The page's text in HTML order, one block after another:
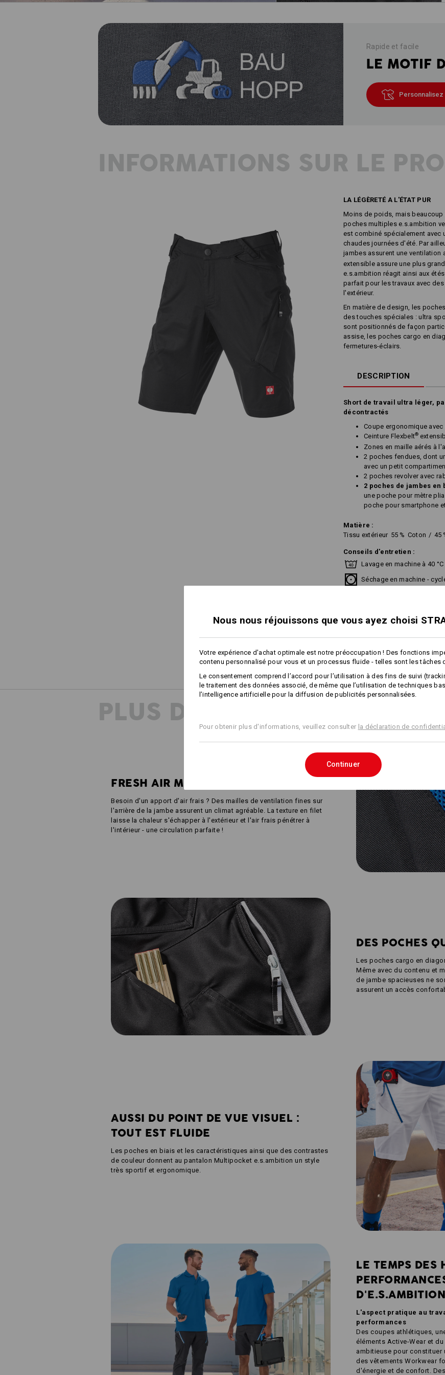
Rapide et facile
LE MOTIF
Personnalisez
INFORMATIONS SUR LE
LA LÉGÈRETÉ A L'ÉTAT PUR
Moins de poids, mais
poches multiples e.s.ambition
est combiné spécialement avec
chaudes journées d'été. Par
jambes assurent une ventilation
extensible assure une plus
e.s.ambition réagit ainsi aux
parfait pour les travaux avec
l'extérieur.
En matière de design, les
des touches spéciales : ultra
sont positionnés de façon
assise, les poches cargo en
fermetures-éclairs.
DESCRIPTION
Short de travail ultra léger,
décontractés
Coupe ergonomique
Ceinture Flexbelt®
Zones en maille aérés à
2 poches fendues, dont
avec un petit
2 poches revolver avec
2 poches de jambes
une poche pour mètre
poche pour smartphone
Matière :
Tissu extérieur 55 % Coton / 45
Conseils d'entretien :
Lavage en machine à 40 °C
Séchage en machine -
!!! Article de saison !!!
Personnalisation :
PLUS D'INFORMATIONS
FRESH AIR MESH
Besoin d'un apport d'air frais ? Des mailles de ventilation fines sur
l'arrière de la jambe assurent un climat agréable. La texture en filet
laisse la chaleur s'échapper à l'extérieur et l'air frais pénétrer à
l'intérieur - une circulation parfaite !
DES POCHES
Les poches cargo en
Même avec du contenu et
de jambe spacieuses ne
assurent un accès
AUSSI DU POINT DE VUE VISUEL :
TOUT EST FLUIDE
Les poches en biais et les caractéristiques ainsi que des contrastes
de couleur donnent au pantalon Multipocket e.s.ambition un style
très sportif et ergonomique.
LE TEMPS DES
L'aspect pratique au
performances
Des coupes athlétiques,
éléments Active-Wear et
ambitieuse pour constituer
des vêtements Workwear
d'énergie et de confort.
Nous nous réjouissons que vous ayez choisi
Votre expérience d'achat optimale est notre préoccupation ! Des fonctions
contenu personnalisé pour vous et un processus fluide - telles sont les tâches
Le consentement comprend l’accord pour l’utilisation à des fins de suivi
le traitement des données associé, de même que l’utilisation de techniques
l’intelligence artificielle pour la diffusion de publicités personnalisées.
Pour obtenir plus d'informations, veuillez consulter la déclaration de
Continuer